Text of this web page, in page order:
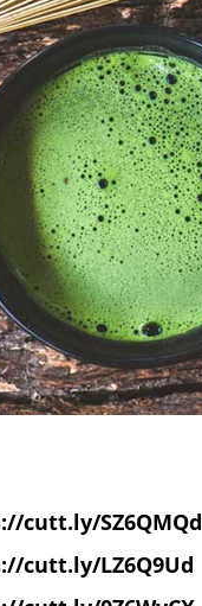
cutt.ly/SZ6QMQd
cutt.ly/LZ6Q9Ud